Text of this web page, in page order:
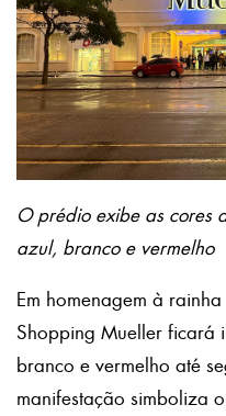
O prédio exibe as cores
azul, branco e vermelho
Em homenagem à
Shopping Mueller ficará
branco e vermelho até
manifestação simboliza